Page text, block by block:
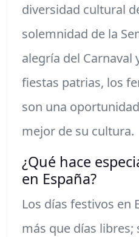
diversidad cultural
solemnidad de la
alegría del Carnaval
fiestas patrias, los
son una
mejor de su cultura.
¿Qué hace
en España?
Los días festivos en
más que días